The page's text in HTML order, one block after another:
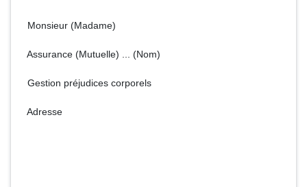
Monsieur (Madame)
Assurance (Mutuelle) ... (Nom)
Gestion préjudices corporels
Adresse